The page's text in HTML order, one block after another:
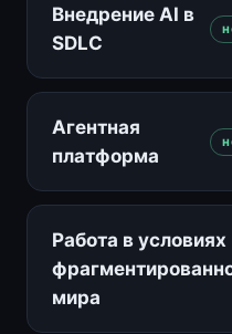
Внедрение AI в
SDLC
Агентная
платформа
Работа в условиях
мира